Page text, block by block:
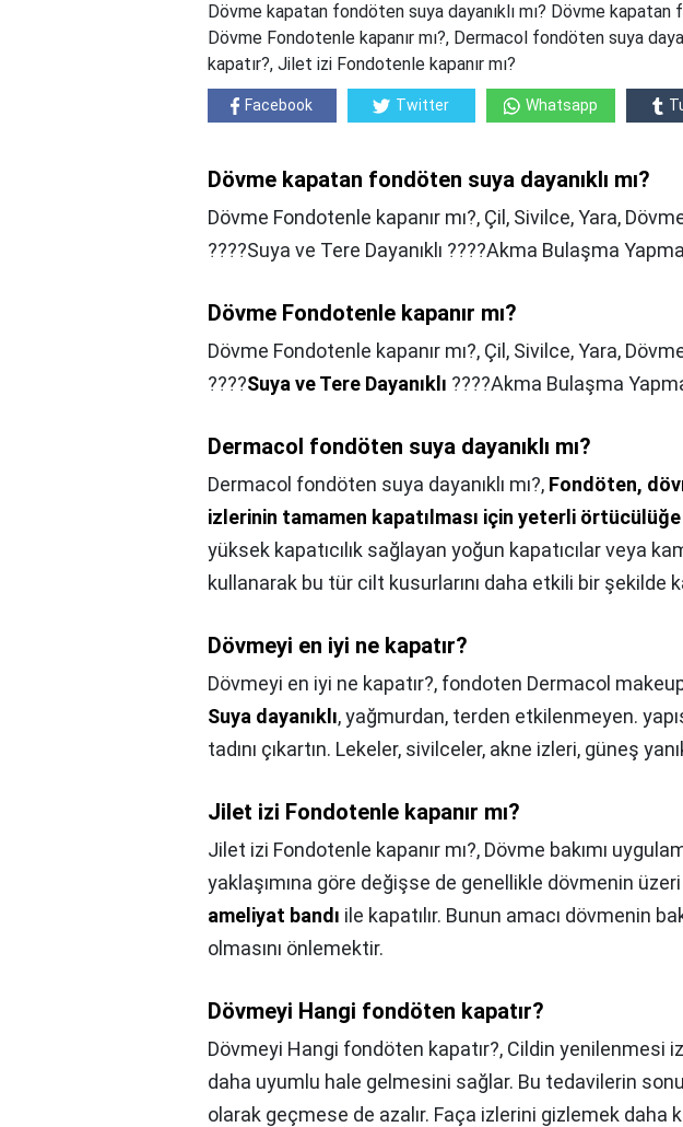
Dövme kapatan fondöten suya dayanıklı mı? Dövme kapatan
Dövme Fondotenle kapanır mı?, Dermacol fondöten suya
kapatır?, Jilet izi Fondotenle kapanır mı?
Facebook Twitter Whatsapp
Dövme kapatan fondöten suya dayanıklı mı?
Dövme Fondotenle kapanır mı?, Çil, Sivilce, Yara,
????Suya ve Tere Dayanıklı ????Akma Bulaşma
Dövme Fondotenle kapanır mı?
Dövme Fondotenle kapanır mı?, Çil, Sivilce, Yara,
????Suya ve Tere Dayanıklı ????Akma Bulaşma
Dermacol fondöten suya dayanıklı mı?
Dermacol fondöten suya dayanıklı mı?, Fondöten,
izlerinin tamamen kapatılması için yeterli
yüksek kapatıcılık sağlayan yoğun kapatıcılar veya
kullanarak bu tür cilt kusurlarını daha etkili bir şekilde
Dövmeyi en iyi ne kapatır?
Dövmeyi en iyi ne kapatır?, fondoten Dermacol
Suya dayanıklı, yağmurdan, terden etkilenmeyen.
tadını çıkartın. Lekeler, sivilceler, akne izleri, güneş
Jilet izi Fondotenle kapanır mı?
Jilet izi Fondotenle kapanır mı?, Dövme bakımı
yaklaşımına göre değişse de genellikle dövmenin üzeri
ameliyat bandı ile kapatılır. Bunun amacı dövmenin
olmasını önlemektir.
Dövmeyi Hangi fondöten kapatır?
Dövmeyi Hangi fondöten kapatır?, Cildin yenilenmesi
daha uyumlu hale gelmesini sağlar. Bu tedavilerin
olarak geçmese de azalır. Faça izlerini gizlemek daha